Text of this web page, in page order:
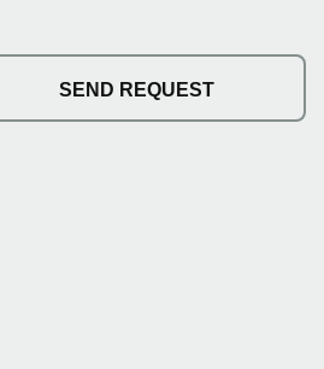
SEND REQUEST